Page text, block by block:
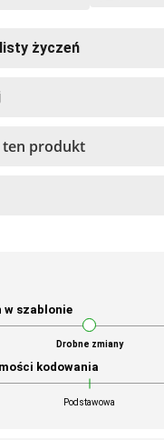
życzeń
ten produkt
w szablonie
Drobne zmiany
kodowania
Podstawowa